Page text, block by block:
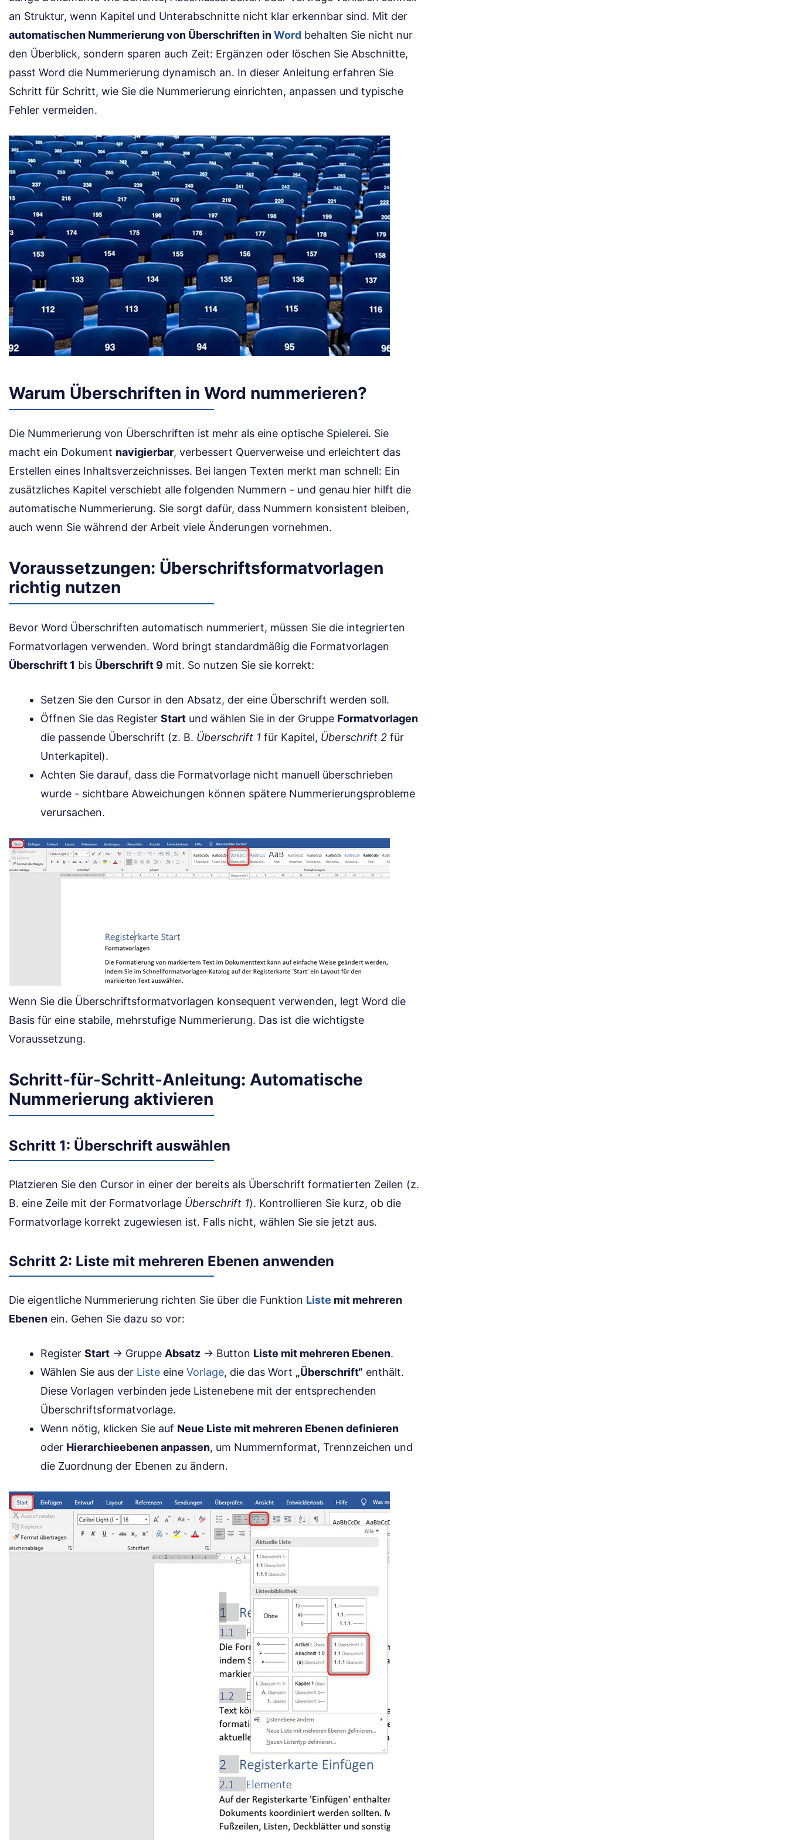
an Struktur, wenn Kapitel und Unterabschnitte nicht klar erkennbar sind. Mit der
automatischen Nummerierung von Überschriften inWord behalten Sie nicht nur
den Überblick, sondern sparen auch Zeit: Ergänzen oder löschen Sie Abschnitte,
passt Word die Nummerierung dynamisch an. In dieser Anleitung erfahren Sie
Schritt für Schritt, wie Sie die Nummerierung einrichten, anpassen und typische
Fehler vermeiden.
Warum Überschriften in Word nummerieren?
Die Nummerierung von Überschriften ist mehr als eine optische Spielerei. Sie
macht ein Dokument navigierbar, verbessert Querverweise und erleichtert das
Erstellen eines Inhaltsverzeichnisses. Bei langen Texten merkt man schnell: Ein
zusätzliches Kapitel verschiebt alle folgenden Nummern - und genau hier hilft die
automatische Nummerierung. Sie sorgt dafür, dass Nummern konsistent bleiben,
auch wenn Sie während der Arbeit viele Änderungen vornehmen.
Voraussetzungen: Überschriftsformatvorlagen
richtig nutzen
Bevor Word Überschriften automatisch nummeriert, müssen Sie die integrierten
Formatvorlagen verwenden. Word bringt standardmäßig die Formatvorlagen
Überschrift 1 bis Überschrift 9 mit. So nutzen Sie sie korrekt:
Setzen Sie den Cursor in den Absatz, der eine Überschrift werden soll.
Öffnen Sie das Register Start und wählen Sie in der Gruppe Formatvorlagen
die passende Überschrift (z. B. Überschrift 1 für Kapitel, Überschrift 2 für
Unterkapitel).
Achten Sie darauf, dass die Formatvorlage nicht manuell überschrieben
wurde - sichtbare Abweichungen können spätere Nummerierungsprobleme
verursachen.
Wenn Sie die Überschriftsformatvorlagen konsequent verwenden, legt Word die
Basis für eine stabile, mehrstufige Nummerierung. Das ist die wichtigste
Voraussetzung.
Schritt-für-Schritt-Anleitung: Automatische
Nummerierung aktivieren
Schritt 1: Überschrift auswählen
Platzieren Sie den Cursor in einer der bereits als Überschrift formatierten Zeilen (z.
B. eine Zeile mit der Formatvorlage Überschrift 1). Kontrollieren Sie kurz, ob die
Formatvorlage korrekt zugewiesen ist. Falls nicht, wählen Sie sie jetzt aus.
Schritt 2: Liste mit mehreren Ebenen anwenden
Die eigentliche Nummerierung richten Sie über die Funktion Liste mit mehreren
Ebenen ein. Gehen Sie dazu so vor:
Register Start → Gruppe Absatz → Button Liste mit mehreren Ebenen.
Wählen Sie aus der Liste eine Vorlage, die das Wort „Überschrift“ enthält.
Diese Vorlagen verbinden jede Listenebene mit der entsprechenden
Überschriftsformatvorlage.
Wenn nötig, klicken Sie auf Neue Liste mit mehreren Ebenen definieren
oder Hierarchieebenen anpassen, um Nummernformat, Trennzeichen und
die Zuordnung der Ebenen zu ändern.